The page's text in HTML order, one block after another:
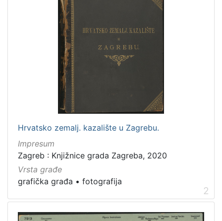
Hrvatsko zemalj. kazalište u Zagrebu.
Impresum
Zagreb : Knjižnice grada Zagreba, 2020
Vrsta građe
grafička građa • fotografija
2